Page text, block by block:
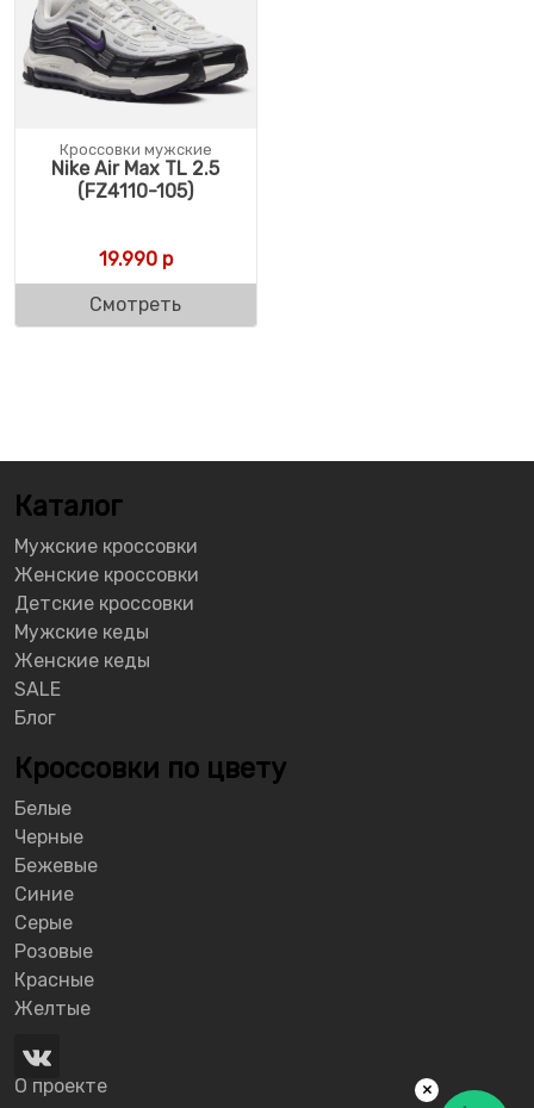
Кроссовки мужские
Nike Air Max TL 2.5
(FZ4110-105)
19.990р
Смотреть
Каталог
Мужские кроссовки
Женские кроссовки
Детские кроссовки
Мужские кеды
Женские кеды
SALE
Блог
Кроссовки по цвету
Белые
Черные
Бежевые
Синие
Серые
Розовые
Красные
Желтые
О проекте ×